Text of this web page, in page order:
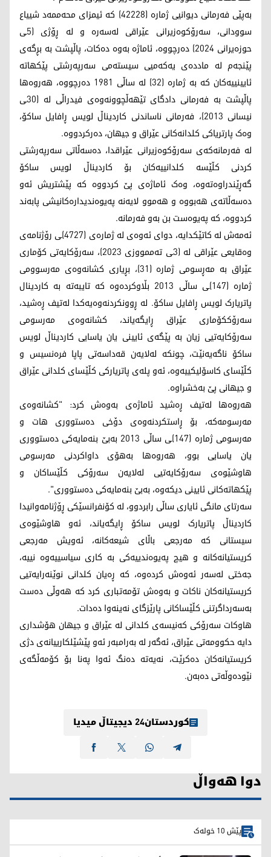
بەپێی فەرمانی دیوانیی ژمارە (42228) کە ئیمزای محەممەد شییاع
سوودانی، سەرۆکوەزیرانی عێراقی لەسەرە و لە ڕۆژی (5ـی
حوزەیرانی 2024) دەرچووە، ئاماژە بەوە دەکات، پاڵپشت بە بڕگەی
پێنجەم لە ماددەی یەکەمیی سیستەمی سەرپەرشتی پێکهاتە
ئایینییەکان کە بە ژمارە (32) لە ساڵی 1981 دەرچووە، هەروەها
پاڵپشت بە فەرمانی دادگای تێهەڵچوونەوەی فیدراڵی لە (30ـی
نیسانی 2013)، فەرمانی ناساندنی کاردیناڵ لویس ڕافایل ساکۆ،
وەک پارتریاکی کلدانەکانی عێراق و جیهان، دەرکردووە.
لە فەرمانەکەی سەرۆکوەزیرانی عێراقدا، دەسەڵاتی سەرپەرشتی
کردنی کڵێسە کلدانییەکان بۆ کاردیناڵ لویس ساکۆ
گەڕێندراوەتەوە، وەک ئاماژەی پێ کردووە کە پێشتریش ئەو
دەسەڵاتەی هەبووە و هەموو لایەنە پەیوەندیدارەکانیشی پابەند
کردووە، کە پەیوەست بن بەو فەرمانە.
ئەمەش لە کاتێکدایە، دوای ئەوەی لە ژمارەی (4727)ـی رۆژنامەی
وەقایعی عێراقی لە (3ـی تەممووزی 2023)، سەرۆکایەتی کۆماری
عێراق بە مەڕسومی ژمارە (31)، بڕیاری کشانەوەی مەرسوومی
ژمارە (147)ـی ساڵی 2013 بڵاوکردەوە کە تایبەتە بە کاردینال
پاتریارک لویس ڕافایل ساکۆ. لە ڕوونکردنەوەیەکدا لەتیف ڕەشید،
سەرۆککۆماری عێراق ڕایگەیاند، کشانەوەی مەرسومی
سەرۆکایەتیی زیان بە پێگەی ئایینی یان یاسایی کاردیناڵ لویس
ساکۆ ناگەیەنێت، چونکە لەلایەن قەداسەتی پاپا فرەنسیس و
کڵێسای کاسۆلیکییەوە، ئەو پلەی پاتریارکی کڵێسای کلدانی عێراق
و جیهانی پێ بەخشراوە.
هەروەها لەتیف ڕەشید ئاماژەی بەوەش کرد: "کشانەوەی
مەرسومەکە، بۆ ڕاستکردنەوەی دۆخی دەستووری هات و
مەرسومی ژمارە (147)ـی ساڵی 2013 بەبێ بنەمایەکی دەستووری
یان یاسایی بوو، هەروەها بەهۆی داواکردنی مەرسومی
هاوشێوەی سەرۆکایەتیی لەلایەن سەرۆکی کڵێساکان و
پێکهاتەکانی ئایینی دیکەوە، بەبێ بنەمایەکی دەستووری".
سەرتای مانگی ئایاری ساڵی رابردوو، لە کۆنفرانسێکی ڕۆژنامەوانیدا
کاردیناڵ پاتریارک لویس ساکۆ ڕایگەیاند، ئەو هاوشێوەی
سیستانی کە مەرجعی باڵای شیعەکانە، ئەویش مەرجعی
کریستیانەکانە و هیچ پەیوەندییەکی بە کاری سیاسییەوە نییە،
جەختی لەسەر ئەوەش کردەوە، کە ڕەیان کلدانی نوێنەرایەتیی
کریستیانەکان ناکات و بەوەش تۆمەتباری کرد کە هەوڵی دەست
بەسەرداگرتنی کڵێساکانی پارێزگای نەینەوا دەدات.
هاوکات سەرۆکی کەنیسەی کلدانی لە عێراق و جیهان هۆشداری
دایە حکوومەتی عێراق، ئەگەر لە بەرامبەر ئەو پێشێلکارییانەی دژی
کریستیانەکان دەکرێت، نەیەتە دەنگ ئەوا پەنا بۆ کۆمەڵگەی
نێودەوڵەتی دەبەن.
کوردستان24 دیجیتاڵ میدیا
دوا هەواڵ
پێش 10 خولەک